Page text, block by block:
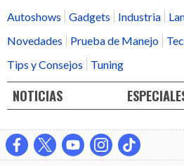
Autoshows
Gadgets Industria
Novedades
Prueba de Manejo
Tips y Consejos
Tuning
NOTICIAS